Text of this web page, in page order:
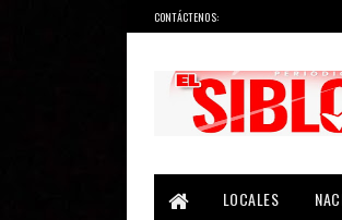
CONTÁCTENOS:
LOCALES